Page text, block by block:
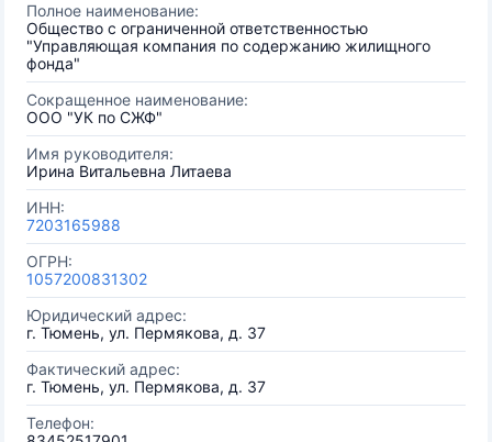
Полное наименование:
Общество с ограниченной ответственностью
"Управляющая компания по содержанию жилищного
фонда"
Сокращенное наименование:
ООО "УК по СЖФ"
Имя руководителя:
Ирина Витальевна Литаева
ИНН:
7203165988
ОГРН:
1057200831302
Юридический адрес:
г. Тюмень, ул. Пермякова, д. 37
Фактический адрес:
г. Тюмень, ул. Пермякова, д. 37
Телефон: